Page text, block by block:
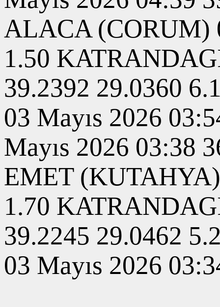
ALACA (CORUM)
1.50
39.2392 29.0360
03 Mayıs 2026
Mayıs 2026 03:38
EMET (KUTAHYA)
1.70
39.2245 29.0462
03 Mayıs 2026